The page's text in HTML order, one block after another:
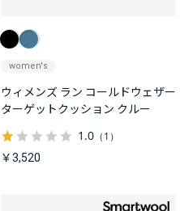
women's
ウィメンズ ラン コールドウェザー
ターゲットクッション クルー
1.0（1）
￥3,520